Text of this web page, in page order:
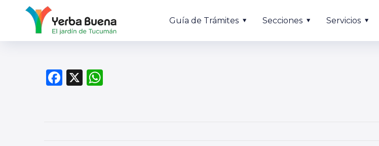
Guía de Trámites Secciones Servicios
F
X